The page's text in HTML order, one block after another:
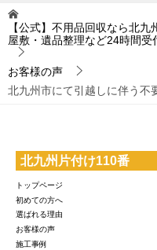
【公式】不用品回収なら北
屋敷・遺品整理など24時間受
お客様の声
北九州市にて引越しに伴う
北九州片付け110番
トップページ
初めての方へ
選ばれる理由
お客様の声
施工事例